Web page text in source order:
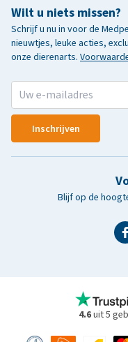
Wilt u niets missen?
Schrijf u nu in voor de
nieuwtjes, leuke acties,
onze dierenarts.
Inschrijven
Blijf op de
4.6uit 5